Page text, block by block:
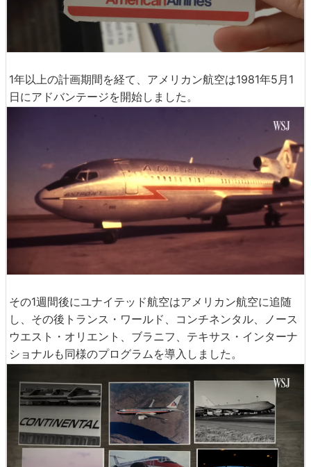
1年以上の計画期間を経て、アメリカン航空は1981年5月1
日にアドバンテージを開始しました。
その1週間後にユナイテッド航空はアメリカン航空に追随
し、その後トランス・ワールド、コンチネンタル、ノース
ウエスト・オリエント、ブラニフ、テキサス・インターナ
ショナルも同様のプログラムを導入しました。